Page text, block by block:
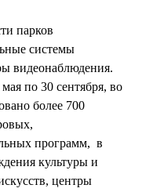
парков
системы
видеонаблюдения.
по 30 сентября, во
более 700
программ, в
культуры и
центры